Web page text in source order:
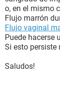
o, en el mismo
Flujo marrón
Flujo vaginal
Puede hacerse
Si esto persiste
Saludos!